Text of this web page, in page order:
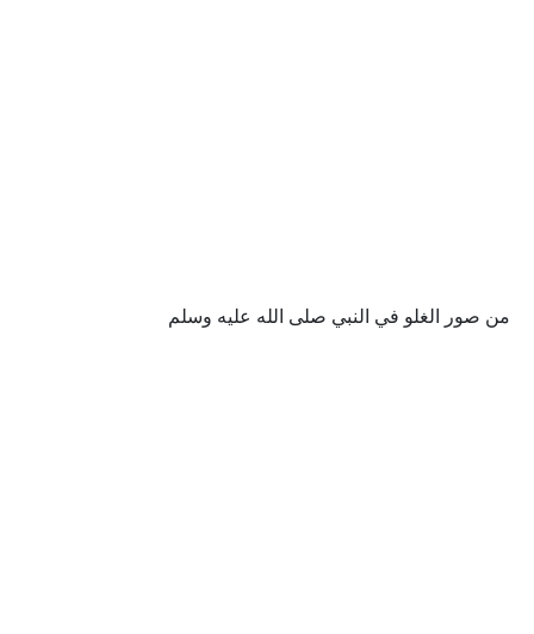
من صور الغلو في النبي صلى الله عليه وسلم